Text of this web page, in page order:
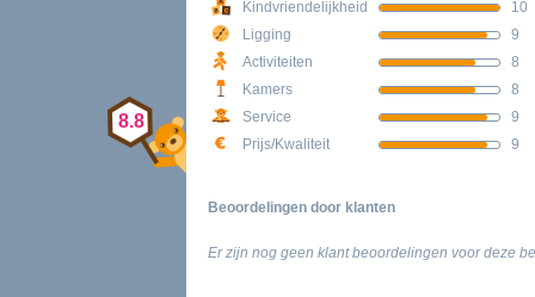
8.8
Kindvriendelijkheid
10
Ligging
9
Activiteiten
8
Kamers
8
Service
9
Prijs/Kwaliteit
9
Beoordelingen door klanten
Er zijn nog geen klant beoordelingen voor deze